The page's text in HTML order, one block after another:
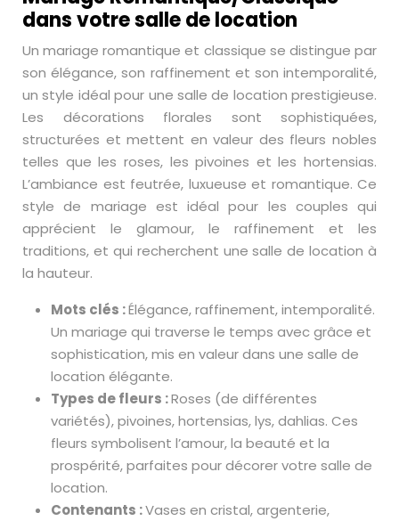
dans votre salle de location
Un mariage romantique et classique se distingue par
son élégance, son raffinement et son intemporalité,
un style idéal pour une salle de location prestigieuse.
Les décorations florales sont sophistiquées,
structurées et mettent en valeur des fleurs nobles
telles que les roses, les pivoines et les hortensias.
L’ambiance est feutrée, luxueuse et romantique. Ce
style de mariage est idéal pour les couples qui
apprécient le glamour, le raffinement et les
traditions, et qui recherchent une salle de location à
la hauteur.
Mots clés :Élégance, raffinement, intemporalité.
Un mariage qui traverse le temps avec grâce et
sophistication, mis en valeur dans une salle de
location élégante.
Types de fleurs :Roses (de différentes
variétés), pivoines, hortensias, lys, dahlias. Ces
fleurs symbolisent l’amour, la beauté et la
prospérité, parfaites pour décorer votre salle de
location.
Contenants :Vases en cristal, argenterie,